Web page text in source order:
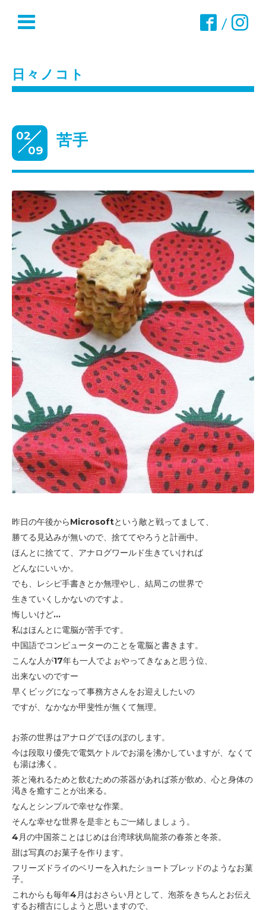
/
日々ノコト
02
09
苦手
昨日の午後からMicrosoftという敵と戦ってまして、
勝てる見込みが無いので、捨ててやろうと計画中。
ほんとに捨てて、アナログワールド生きていければ
どんなにいいか。
でも、レシピ手書きとか無理やし、結局この世界で
生きていくしかないのですよ。
悔しいけど...
私はほんとに電脳が苦手です。
中国語でコンピューターのことを電脳と書きます。
こんな人が17年も一人でよぉやってきなぁと思う位、
出来ないのですー
早くビッグになって事務方さんをお迎えしたいの
ですが、なかなか甲斐性が無くて無理。
お茶の世界はアナログでほのぼのします。
今は段取り優先で電気ケトルでお湯を沸かしていますが、なくて
も湯は沸く。
茶と淹れるためと飲むための茶器があれば茶が飲め、心と身体の
渇きを癒すことが出来る。
なんとシンプルで幸せな作業。
そんな幸せな世界を是非ともご一緒しましょう。
4月の中国茶ことはじめは台湾球状烏龍茶の春茶と冬茶。
甜は写真のお菓子を作ります。
フリーズドライのベリーを入れたショートブレッドのようなお菓
子。
これからも毎年4月はおさらい月として、泡茶をきちんとお伝え
するお稽古にしようと思いますので、